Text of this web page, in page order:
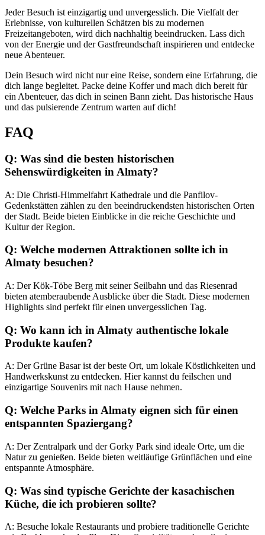
Jeder Besuch ist einzigartig und unvergesslich. Die Vielfalt der
Erlebnisse, von kulturellen Schätzen bis zu modernen
Freizeitangeboten, wird dich nachhaltig beeindrucken. Lass dich
von der Energie und der Gastfreundschaft inspirieren und entdecke
neue Abenteuer.
Dein Besuch wird nicht nur eine Reise, sondern eine Erfahrung, die
dich lange begleitet. Packe deine Koffer und mach dich bereit für
ein Abenteuer, das dich in seinen Bann zieht. Das historische Haus
und das pulsierende Zentrum warten auf dich!
FAQ
Q: Was sind die besten historischen
Sehenswürdigkeiten in Almaty?
A: Die Christi-Himmelfahrt Kathedrale und die Panfilov-
Gedenkstätten zählen zu den beeindruckendsten historischen Orten
der Stadt. Beide bieten Einblicke in die reiche Geschichte und
Kultur der Region.
Q: Welche modernen Attraktionen sollte ich in
Almaty besuchen?
A: Der Kök-Töbe Berg mit seiner Seilbahn und das Riesenrad
bieten atemberaubende Ausblicke über die Stadt. Diese modernen
Highlights sind perfekt für einen unvergesslichen Tag.
Q: Wo kann ich in Almaty authentische lokale
Produkte kaufen?
A: Der Grüne Basar ist der beste Ort, um lokale Köstlichkeiten und
Handwerkskunst zu entdecken. Hier kannst du feilschen und
einzigartige Souvenirs mit nach Hause nehmen.
Q: Welche Parks in Almaty eignen sich für einen
entspannten Spaziergang?
A: Der Zentralpark und der Gorky Park sind ideale Orte, um die
Natur zu genießen. Beide bieten weitläufige Grünflächen und eine
entspannte Atmosphäre.
Q: Was sind typische Gerichte der kasachischen
Küche, die ich probieren sollte?
A: Besuche lokale Restaurants und probiere traditionelle Gerichte